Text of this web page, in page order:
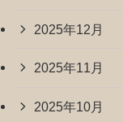
2025年12月
2025年11月
2025年10月